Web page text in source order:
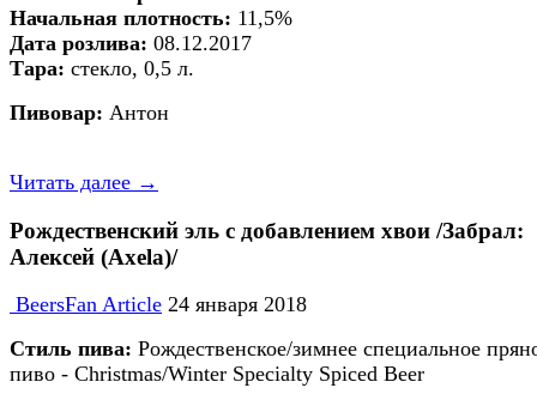
Начальная плотность: 11,5%
Дата розлива: 08.12.2017
Тара: стекло, 0,5 л.
Пивовар: Антон
Читать далее →
Рождественский эль c добавлением хвои /Забрал:
Алексей (Axela)/
BeersFan Article 24 января 2018
Стиль пива: Рождественское/зимнее специальное
пиво - Christmas/Winter Specialty Spiced Beer